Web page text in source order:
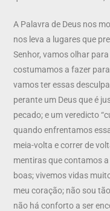
A Palavra de Deus nos
nos leva a lugares que
Senhor, vamos olhar
costumamos a fazer
vamos ter essas
perante um Deus que é
pecado; e um veredicto
quando enfrentamos
meia-volta e correr de
mentiras que contamos
boas; vivemos vidas
meu coração; não sou
não há conforto a ser